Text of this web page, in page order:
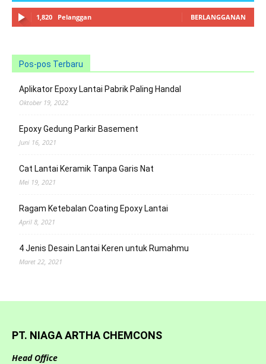
1,820 Pelanggan BERLANGGANAN
Pos-pos Terbaru
Aplikator Epoxy Lantai Pabrik Paling Handal
Oktober 19, 2022
Epoxy Gedung Parkir Basement
Juni 16, 2021
Cat Lantai Keramik Tanpa Garis Nat
Mei 19, 2021
Ragam Ketebalan Coating Epoxy Lantai
April 8, 2021
4 Jenis Desain Lantai Keren untuk Rumahmu
Maret 22, 2021
PT. NIAGA ARTHA CHEMCONS
Head Office